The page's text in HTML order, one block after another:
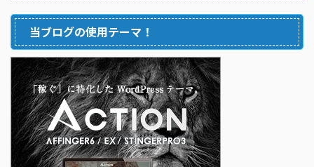
当ブログの使用テーマ！